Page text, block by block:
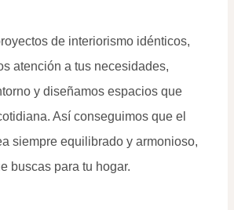
de interiorismo idénticos,
atención a tus necesidades,
y diseñamos espacios que
Así conseguimos que el
siempre equilibrado y armonioso,
buscas para tu hogar.